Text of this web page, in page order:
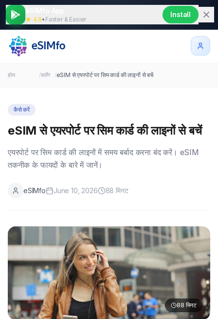
★ 4.9• Faster & Easier
Install
होम /ब्लॉग /eSIM से एयरपोर्ट पर सिम कार्ड की लाइनों से बचें
कैसे करें
eSIM से एयरपोर्ट पर सिम कार्ड की लाइनों से बचें
एयरपोर्ट पर सिम कार्ड की लाइनों में समय बर्बाद करना बंद करें। eSIM
तकनीक के फायदों के बारे में जानें।
eSIMfo June 10, 2026 88 मिनट
88 मिनट